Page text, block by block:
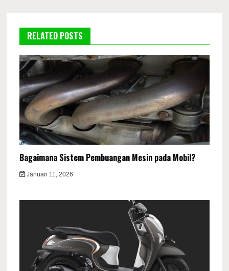
RELATED POSTS
Bagaimana Sistem Pembuangan Mesin pada Mobil?
Januari 11, 2026